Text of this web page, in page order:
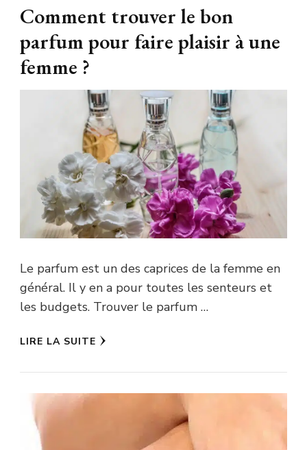
Comment trouver le bon
parfum pour faire plaisir à une
femme ?
Le parfum est un des caprices de la femme en
général. Il y en a pour toutes les senteurs et
les budgets. Trouver le parfum …
LIRE LA SUITE